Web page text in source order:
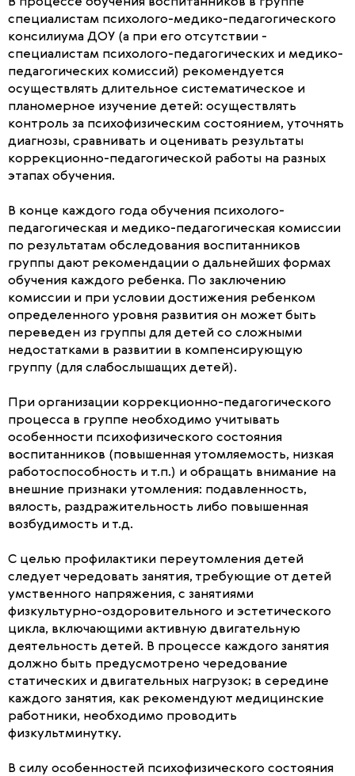
специалистам психолого-медико-педагогического
консилиума ДОУ (а при его отсутствии -
специалистам психолого-педагогических и медико-
педагогических комиссий) рекомендуется
осуществлять длительное систематическое и
планомерное изучение детей: осуществлять
контроль за психофизическим состоянием, уточнять
диагнозы, сравнивать и оценивать результаты
коррекционно-педагогической работы на разных
этапах обучения.
В конце каждого года обучения психолого-
педагогическая и медико-педагогическая комиссии
по результатам обследования воспитанников
группы дают рекомендации о дальнейших формах
обучения каждого ребенка. По заключению
комиссии и при условии достижения ребенком
определенного уровня развития он может быть
переведен из группы для детей со сложными
недостатками в развитии в компенсирующую
группу (для слабослышащих детей).
При организации коррекционно-педагогического
процесса в группе необходимо учитывать
особенности психофизического состояния
воспитанников (повышенная утомляемость, низкая
работоспособность и т.п.) и обращать внимание на
внешние признаки утомления: подавленность,
вялость, раздражительность либо повышенная
возбудимость и т.д.
С целью профилактики переутомления детей
следует чередовать занятия, требующие от детей
умственного напряжения, с занятиями
физкультурно-оздоровительного и эстетического
цикла, включающими активную двигательную
деятельность детей. В процессе каждого занятия
должно быть предусмотрено чередование
статических и двигательных нагрузок; в середине
каждого занятия, как рекомендуют медицинские
работники, необходимо проводить
физкультминутку.
В силу особенностей психофизического состояния